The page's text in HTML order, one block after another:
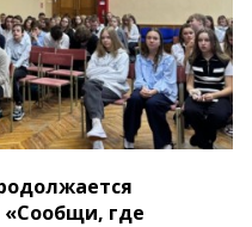
«Сообщи, где